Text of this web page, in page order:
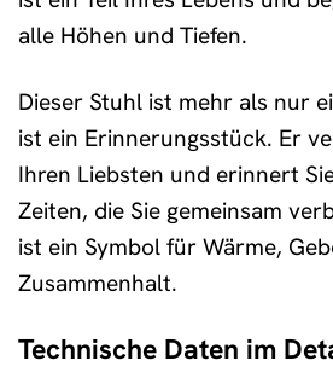
alle Höhen und Tiefen.
Dieser Stuhl ist mehr als nur
ist ein Erinnerungsstück. Er
Ihren Liebsten und erinnert
Zeiten, die Sie gemeinsam
ist ein Symbol für Wärme,
Zusammenhalt.
Technische Daten im